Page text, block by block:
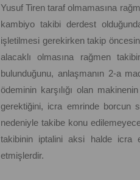
Yusuf Tiren taraf olmamasına
kambiyo takibi derdest
işletilmesi gerekirken takip
alacaklı olmasına rağmen
bulunduğunu, anlaşmanın 2-a
ödeminin karşılığı olan
gerektiğini, icra emrinde borcun
nedeniyle takibe konu
takibinin iptalini aksi halde icra
etmişlerdir.